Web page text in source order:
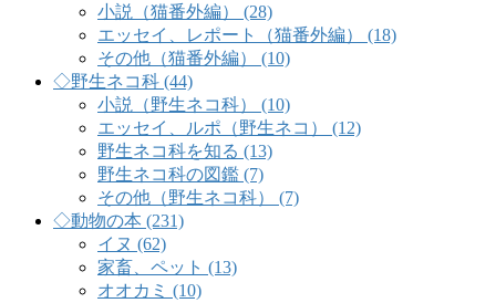
小説（猫番外編） (28)
エッセイ、レポート（猫番外編） (18)
その他（猫番外編） (10)
◇野生ネコ科 (44)
小説（野生ネコ科） (10)
エッセイ、ルポ（野生ネコ） (12)
野生ネコ科を知る (13)
野生ネコ科の図鑑 (7)
その他（野生ネコ科） (7)
◇動物の本 (231)
イヌ (62)
家畜、ペット (13)
オオカミ (10)